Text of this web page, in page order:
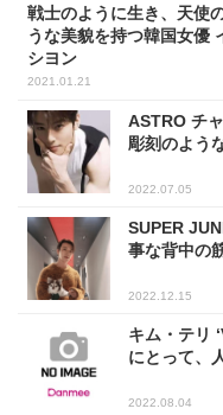
戦士のように生き、天使
うな美貌を持つ韓国女優
シヨン
2021.01.21
ASTRO チ
彫刻のよう
2022.07.05
SUPER
事な背中の
2022.12.15
キム・テリ
にとって、
2022.08.04